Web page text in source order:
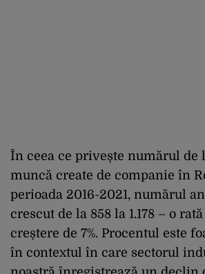
În ceea ce privește numărul de
muncă create de companie în
perioada 2016-2021, numărul
crescut de la 858 la 1.178 – o
creștere de 7%. Procentul este
în contextul în care sectorul